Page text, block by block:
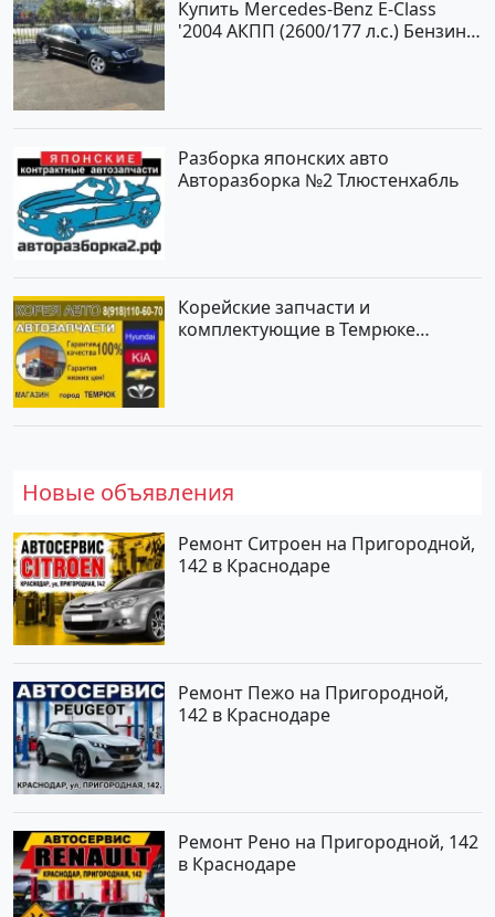
Купить Mercedes-Benz E-Class
'2004 АКПП (2600/177 л.с.) Бензин
Разборка японских авто
Авторазборка №2 Тлюстенхабль
Корейские запчасти и
комплектующие в Темрюке
Новые объявления
Ремонт Ситроен на Пригородной,
142 в Краснодаре
Ремонт Пежо на Пригородной,
142 в Краснодаре
Ремонт Рено на Пригородной, 142
в Краснодаре